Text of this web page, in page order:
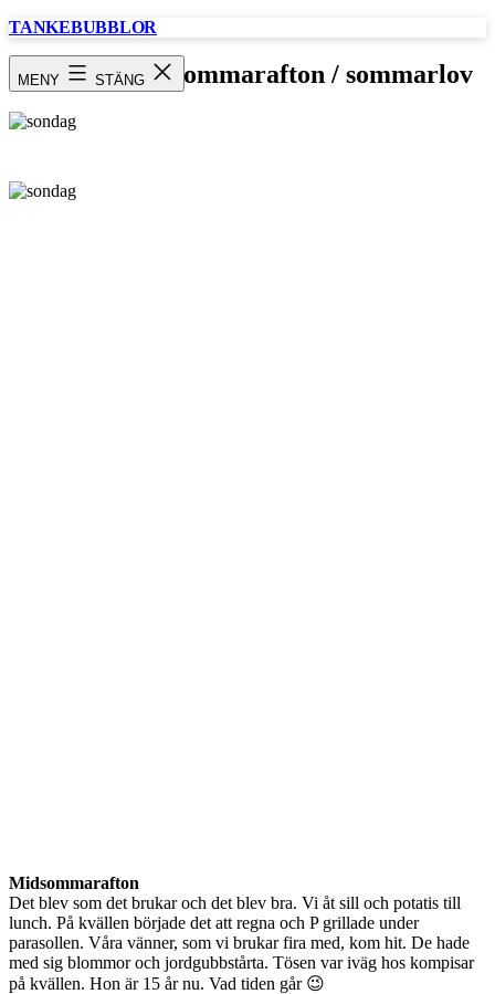
Hoppa
TANKEBUBBLOR
MENY STÄNG
Söndag / Midsommarafton / sommarlov
Midsommarafton
Det blev som det brukar och det blev bra. Vi åt sill och potatis till
lunch. På kvällen började det att regna och P grillade under
parasollen. Våra vänner, som vi brukar fira med, kom hit. De hade
med sig blommor och jordgubbstårta. Tösen var iväg hos kompisar
på kvällen. Hon är 15 år nu. Vad tiden går 😉